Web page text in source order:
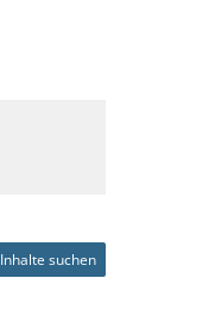
Inhalte suchen